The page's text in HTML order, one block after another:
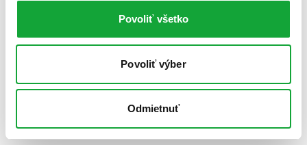
Povoliť všetko
Povoliť výber
Odmietnuť